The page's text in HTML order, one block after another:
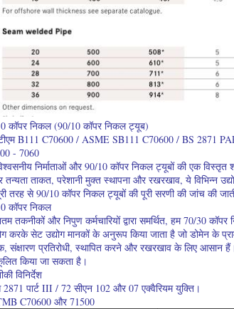
कॉपर निकल (90/10 कॉपर निकल ट्यूब)
B111 C70600 / ASME SB111 C70600 / BS 2871
- 7060
निर्माताओं और 90/10 कॉपर निकल ट्यूबों की एक विस्तृत
तन्यता ताकत, परेशानी मुक्त स्थापना और रखरखाव, ये विभिन्न
तरह से 90/10 कॉपर निकल ट्यूबों की पूरी सरणी की जांच की
कॉपर निकल
तकनीकों और निपुण कर्मचारियों द्वारा समर्थित, हम 70/30
करके सेट उद्योग मानकों के अनुरूप किया जाता है जो डोमेन के
संक्षारण प्रतिरोधी, स्थापित करने और रखरखाव के लिए आसान
किया जा सकता है।
विनिर्देश
2871 पार्ट III / 72 सीएन 102 और 07 एक्वैरियम युक्ति।
C70600 और 71500